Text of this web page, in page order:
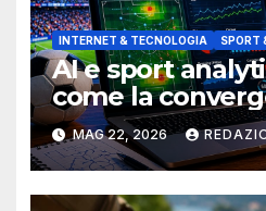
INTERNET & TECNOLOGIA SPORT
AI e sport
come la
cambiando il
il calcio
MAG 22, 2026